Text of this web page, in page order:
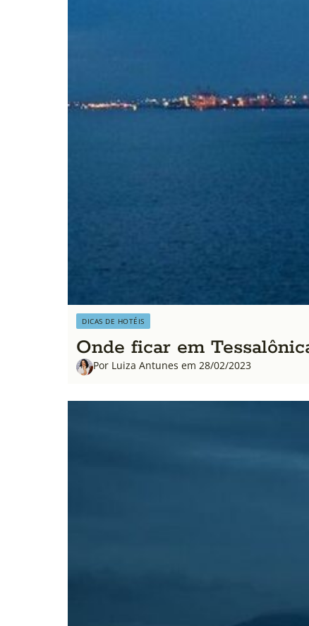
DICAS DE HOTÉIS
Onde ficar em
Por Luiza Antunes em 28/02/2023